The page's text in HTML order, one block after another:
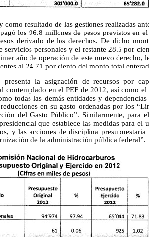
como resultado de las gestiones realizadas
los 96.8 millones de pesos previstos en
derivado de los derechos. De dicho
servicios personales y el restante 28.5 por
año de operación de este nuevo derecho,
al 24.71 por ciento del monto total
presenta la asignación de recursos por
contemplado en el PEF de 2012, así como
todas las demás entidades y
en su gasto ordenadas por los
del Gasto Público”. Similarmente, para
que establece las medidas para el
y las acciones de disciplina
de la administración pública federal”.